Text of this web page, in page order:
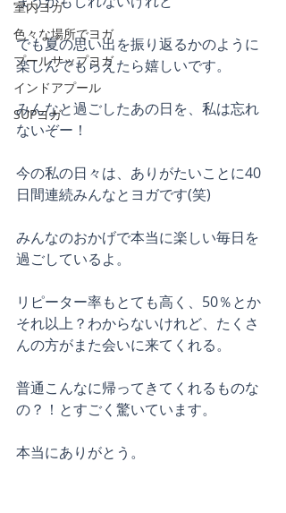
室内ヨガ
色々な場所でヨガ
プールサップヨガ
インドアプール
SUPヨガ
でも夏の思い出を振り返るかのように
楽しんでもらえたら嬉しいです。
みんなと過ごしたあの日を、私は忘れ
ないぞー！
今の私の日々は、ありがたいことに40
日間連続みんなとヨガです(笑)
みんなのおかげで本当に楽しい毎日を
過ごしているよ。
リピーター率もとても高く、50％とか
それ以上？わからないけれど、たくさ
んの方がまた会いに来てくれる。
普通こんなに帰ってきてくれるものな
の？！とすごく驚いています。
本当にありがとう。